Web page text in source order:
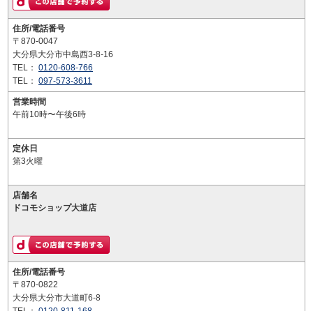
住所/電話番号
〒870-0047
大分県大分市中島西3-8-16
TEL： 0120-608-766
TEL： 097-573-3611
営業時間
午前10時〜午後6時
定休日
第3火曜
店舗名
ドコモショップ大道店
住所/電話番号
〒870-0822
大分県大分市大道町6-8